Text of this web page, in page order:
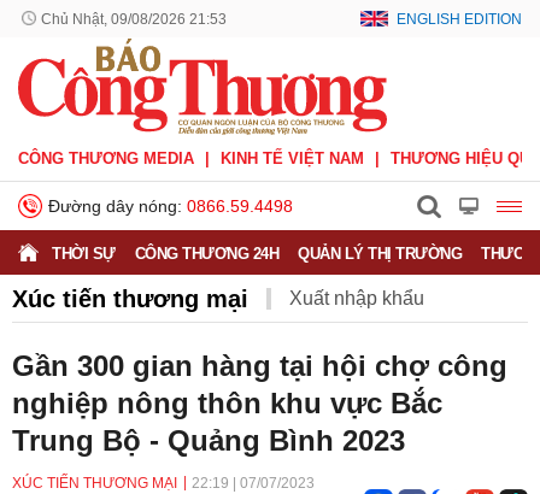
Chủ Nhật, 09/08/2026 21:53 ENGLISH EDITION
CÔNG THƯƠNG MEDIA KINH TẾ VIỆT NAM THƯƠNG HIỆU
Đường dây nóng: 0866.59.4498
THỜI SỰ CÔNG THƯƠNG 24H QUẢN LÝ THỊ TRƯỜNG
Xúc tiến thương mại Xuất nhập khẩu
Xuất xứ hàng hóa Xúc tiến thương mại
Thương mại điện tử
Gần 300 gian hàng tại hội chợ công
nghiệp nông thôn khu vực Bắc
Trung Bộ - Quảng Bình 2023
XÚC TIẾN THƯƠNG MẠI 22:19 07/07/2023